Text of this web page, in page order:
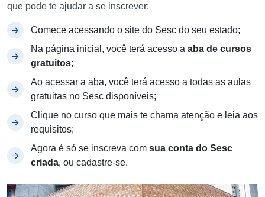
que pode te ajudar a se inscrever:
Comece acessando o site do Sesc do seu estado;
Na página inicial, você terá acesso a aba de cursos
gratuitos;
Ao acessar a aba, você terá acesso a todas as aulas
gratuitas no Sesc disponíveis;
Clique no curso que mais te chama atenção e leia aos
requisitos;
Agora é só se inscreva com sua conta do Sesc
criada, ou cadastre-se.